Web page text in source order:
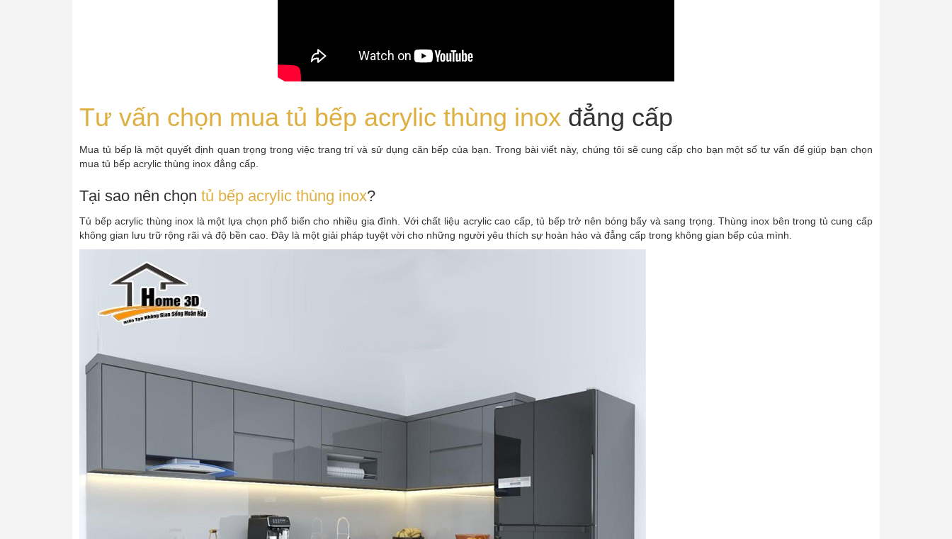
Tư vấn chọn mua tủ bếp acrylic thùng inox đẳng cấp
Mua tủ bếp là một quyết định quan trọng trong việc trang trí và sử dụng căn bếp của bạn. Trong bài viết này, chúng tôi sẽ cung cấp cho bạn một số tư vấn để giúp bạn chọn
mua tủ bếp acrylic thùng inox đẳng cấp.
Tại sao nên chọn tủ bếp acrylic thùng inox?
Tủ bếp acrylic thùng inox là một lựa chọn phổ biến cho nhiều gia đình. Với chất liệu acrylic cao cấp, tủ bếp trở nên bóng bẩy và sang trọng. Thùng inox bên trong tủ cung cấp
không gian lưu trữ rộng rãi và độ bền cao. Đây là một giải pháp tuyệt vời cho những người yêu thích sự hoàn hảo và đẳng cấp trong không gian bếp của mình.